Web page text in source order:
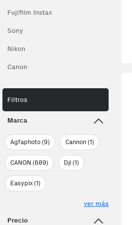
Fujifilm Instax
Sony
Nikon
Canon
Filtros
Marca
Agfaphoto (9) Cannon (1)
CANON (689) Dji (1)
Easypix (1)
ver más
Precio